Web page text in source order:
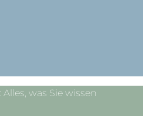
was Sie wissen